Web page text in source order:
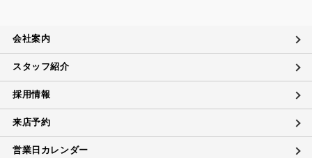
会社案内
スタッフ紹介
採用情報
来店予約
営業日カレンダー